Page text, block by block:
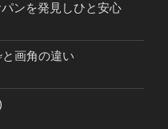
ンを発見しひと安心
画角の違い